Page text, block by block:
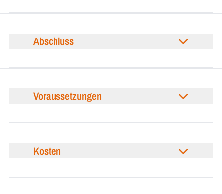
Abschluss
Voraussetzungen
Kosten